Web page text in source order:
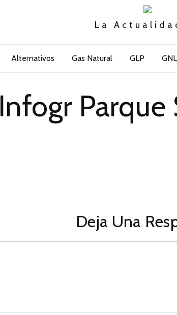
La
Alternativos Gas Natural GLP GNL
Infogr
Deja Una